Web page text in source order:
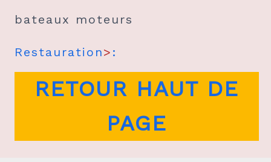
bateaux moteurs
Restauration> :
RETOUR HAUT DE
PAGE